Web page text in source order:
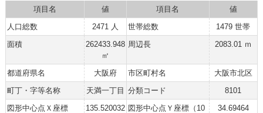
項目名 値 項目名
値
人口総数
2471 人 世帯総数
1479 世帯
面積
262433.948
㎡
周辺長 2083.01 ｍ
都道府県名 大阪府 市区町村名
大阪市北区
町丁・字等名称
天満一丁目 分類コード
8101
図形中心点Ｘ座標
135.520032 図形中心点Ｙ座標（10
34.69464